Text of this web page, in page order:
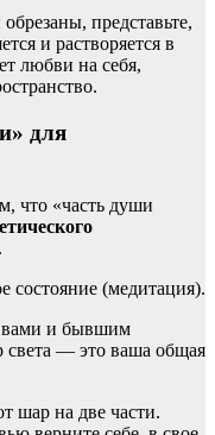
представьте,
и растворяется в
любви на себя,
для
что «часть души
состояние (медитация).
вами и бывшим
света — это ваша общая
шар на две части.